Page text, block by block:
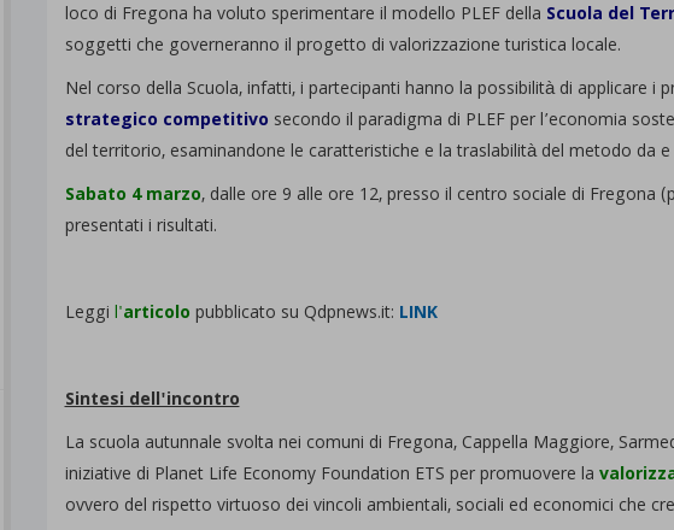
loco di Fregona ha voluto sperimentare il modello PLEF della Scuola del
soggetti che governeranno il progetto di valorizzazione turistica locale.
Nel corso della Scuola, infatti, i partecipanti hanno la possibilità di applicare i
strategico competitivo secondo il paradigma di PLEF per l’economia
del territorio, esaminandone le caratteristiche e la traslabilità del metodo da
Sabato 4 marzo, dalle ore 9 alle ore 12, presso il centro sociale di
presentati i risultati.
Leggi l'articolo pubblicato su Qdpnews.it: LINK
Sintesi dell'incontro
La scuola autunnale svolta nei comuni di Fregona, Cappella Maggiore,
iniziative di Planet Life Economy Foundation ETS per promuovere la
ovvero del rispetto virtuoso dei vincoli ambientali, sociali ed economici che